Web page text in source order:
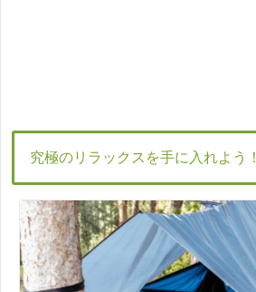
究極のリラックスを手に入れよう！